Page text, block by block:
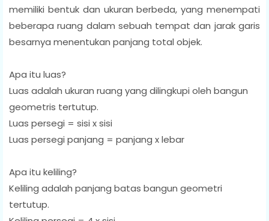
memiliki bentuk dan ukuran berbeda, yang menempati
beberapa ruang dalam sebuah tempat dan jarak garis
besarnya menentukan panjang total objek.
Apa itu luas?
Luas adalah ukuran ruang yang dilingkupi oleh bangun
geometris tertutup.
Luas persegi = sisi x sisi
Luas persegi panjang = panjang x lebar
Apa itu keliling?
Keliling adalah panjang batas bangun geometri
tertutup.